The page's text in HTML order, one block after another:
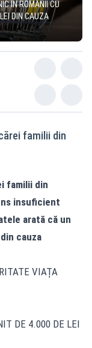
ÎN ROMÂNII CU
DIN CAUZA
familii din
familii din
insuficient
arată că un
cauza
VIAȚA
DE 4.000 DE LEI